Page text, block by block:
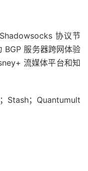
协议节
BGP 服务器跨网体验
流媒体平台和知
Stash；Quantumult